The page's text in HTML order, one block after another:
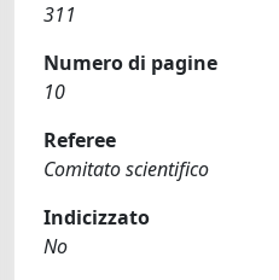
311
Numero di pagine
10
Referee
Comitato scientifico
Indicizzato
No